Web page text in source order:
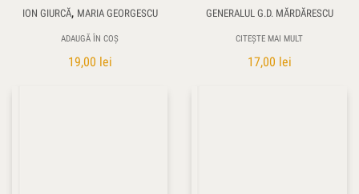
ION GIURCĂ, MARIA GEORGESCU
ADAUGĂ ÎN COȘ
19,00 lei
GENERALUL G.D. MĂRDĂRESCU
CITEȘTE MAI MULT
17,00 lei